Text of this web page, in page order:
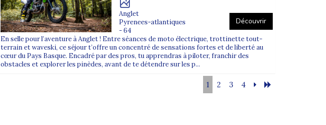
Anglet
Pyrenees-atlantiques
- 64
Découvrir
En selle pour l’aventure à Anglet ! Entre séances de moto électrique, trottinette tout-
terrain et waveski, ce séjour t’offre un concentré de sensations fortes et de liberté au
cœur du Pays Basque. Encadré par des pros, tu apprendras à piloter, franchir des
obstacles et explorer les pinèdes, avant de te détendre sur les p...
1 2 3 4